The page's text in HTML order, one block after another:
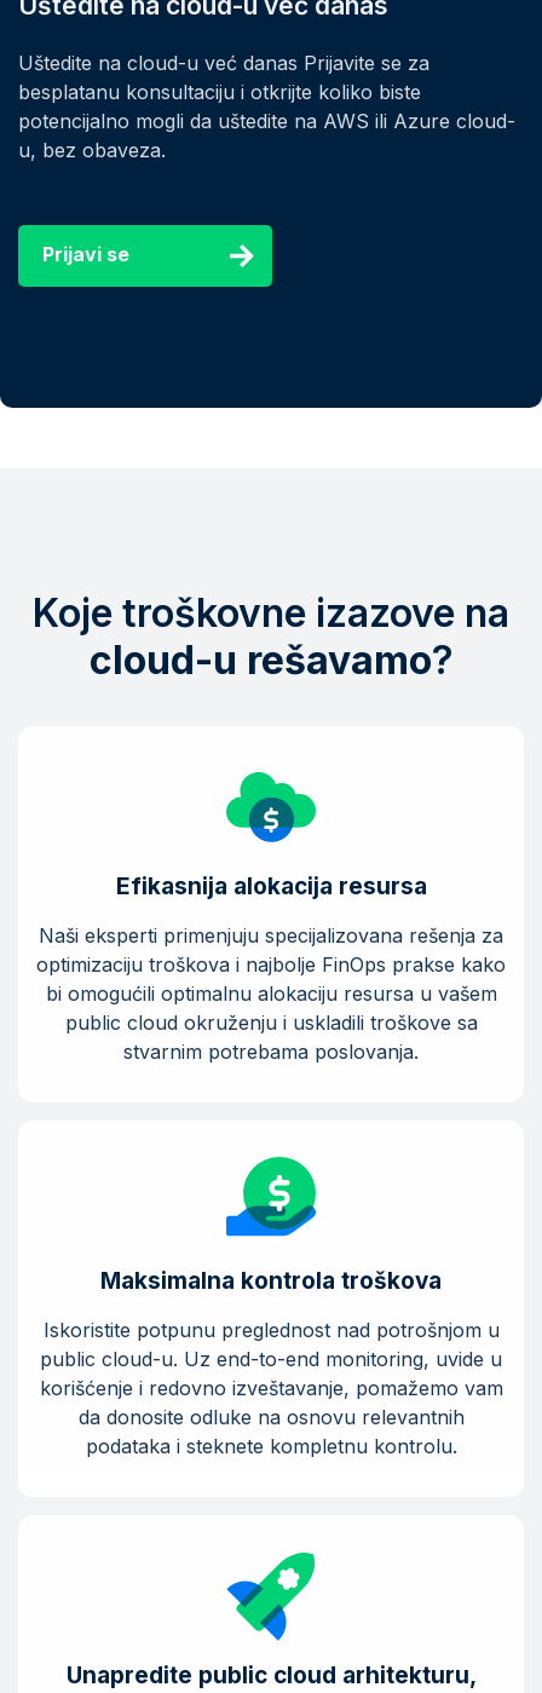
Uštedite na cloud-u već danas Prijavite se za
besplatanu konsultaciju i otkrijte koliko biste
potencijalno mogli da uštedite na AWS ili Azure cloud-
u, bez obaveza.
Prijavi se
Koje troškovne izazove na
cloud-u rešavamo?
Efikasnija alokacija resursa
Naši eksperti primenjuju specijalizovana rešenja za
optimizaciju troškova i najbolje FinOps prakse kako
bi omogućili optimalnu alokaciju resursa u vašem
public cloud okruženju i uskladili troškove sa
stvarnim potrebama poslovanja.
Maksimalna kontrola troškova
Iskoristite potpunu preglednost nad potrošnjom u
public cloud-u. Uz end-to-end monitoring, uvide u
korišćenje i redovno izveštavanje, pomažemo vam
da donosite odluke na osnovu relevantnih
podataka i steknete kompletnu kontrolu.
Unapredite public cloud arhitekturu,